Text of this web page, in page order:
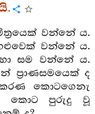
වන්නේ ය.
වන්නේ ය.
සම වන්නේ ය.
ප්‍රාණසමයෙක් ද
කොටගෙනැ
කොට පුරුදු වූ